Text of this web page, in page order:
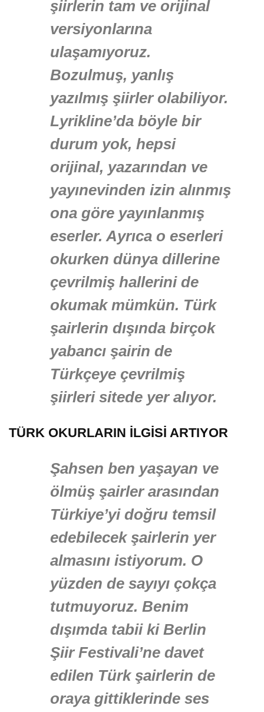
şiirlerin tam ve orijinal
versiyonlarına
ulaşamıyoruz.
Bozulmuş, yanlış
yazılmış şiirler olabiliyor.
Lyrikline’da böyle bir
durum yok, hepsi
orijinal, yazarından ve
yayınevinden izin alınmış
ona göre yayınlanmış
eserler. Ayrıca o eserleri
okurken dünya dillerine
çevrilmiş hallerini de
okumak mümkün. Türk
şairlerin dışında birçok
yabancı şairin de
Türkçeye çevrilmiş
şiirleri sitede yer alıyor.
TÜRK OKURLARIN İLGİSİ ARTIYOR
Şahsen ben yaşayan ve
ölmüş şairler arasından
Türkiye’yi doğru temsil
edebilecek şairlerin yer
almasını istiyorum. O
yüzden de sayıyı çokça
tutmuyoruz. Benim
dışımda tabii ki Berlin
Şiir Festivali’ne davet
edilen Türk şairlerin de
oraya gittiklerinde ses